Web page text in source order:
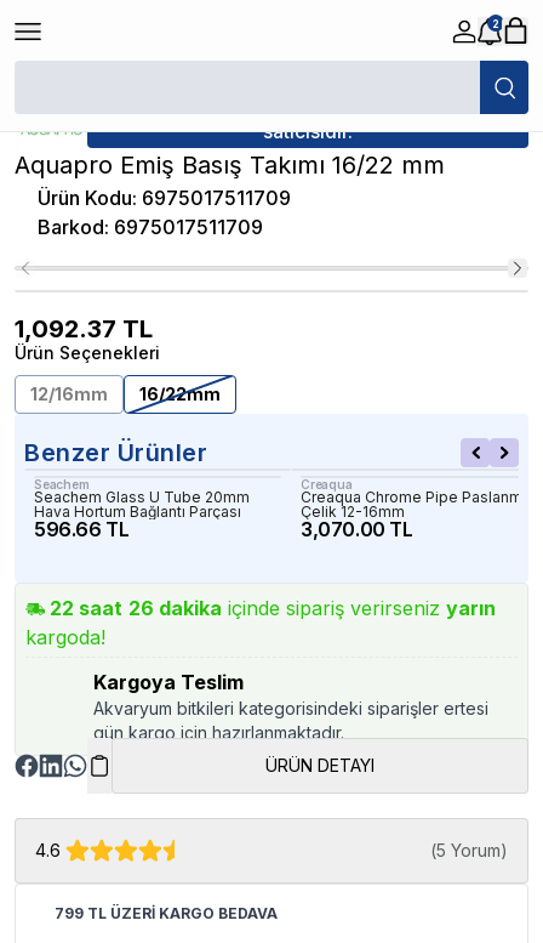
2
/ Aquapro Emiş Basış Takımı
★ Atakan Petshop, Aquapro yetkili
satıcısıdır.
Aquapro Emiş Basış Takımı 16/22 mm
Ürün Kodu: 6975017511709
Barkod: 6975017511709
1,092.37 TL
Ürün Seçenekleri
12/16mm
16/22mm
Benzer Ürünler
Seachem
Seachem Glass U Tube 20mm
Hava Hortum Bağlantı Parçası
596.66 TL
Creaqua
Creaqua Chrome Pipe Paslanmaz
Çelik 12-16mm
3,070.00 TL
22 saat 26 dakika içinde sipariş verirseniz yarın
kargoda!
Kargoya Teslim
Akvaryum bitkileri kategorisindeki siparişler ertesi
gün kargo için hazırlanmaktadır.
ÜRÜN DETAYI
4.6 (5 Yorum)
799 TL ÜZERİ KARGO BEDAVA